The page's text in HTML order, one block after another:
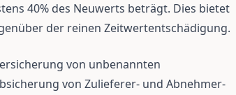
40% des Neuwerts beträgt. Dies bietet
der reinen Zeitwertentschädigung.
von unbenannten
von Zulieferer- und Abnehmer-